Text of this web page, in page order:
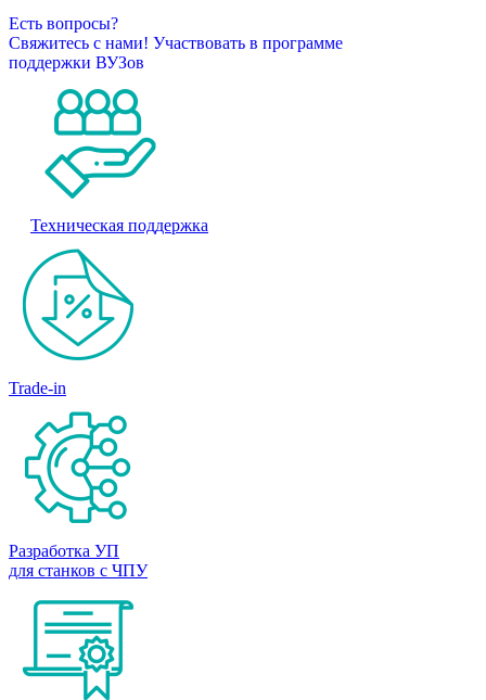
Есть вопросы?
Свяжитесь с нами! Участвовать в программе
поддержки ВУЗов
Техническая поддержка
Trade-in
Разработка УП
для станков с ЧПУ